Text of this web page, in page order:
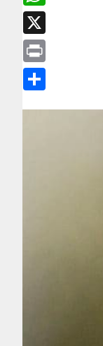
Link
WhatsApp
X
Print